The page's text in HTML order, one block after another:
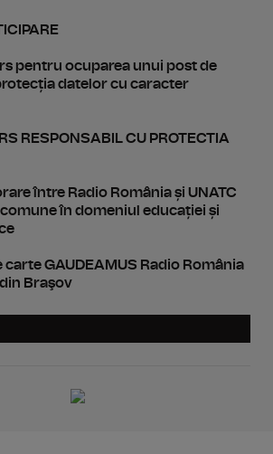
pentru ocuparea unui post de
datelor cu caracter
RESPONSABIL CU PROTECTIA
între Radio România și UNATC
în domeniul educației și
carte GAUDEAMUS Radio România
Braşov